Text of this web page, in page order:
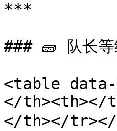
***
### 🧱 队长等
<table data-
</th><th></
</th></tr></